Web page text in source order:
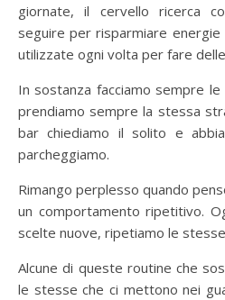
giornate, il cervello ricerca
seguire per risparmiare
utilizzate ogni volta per fare
In sostanza facciamo sempre
prendiamo sempre la stessa
bar chiediamo il solito e
parcheggiamo.
Rimango perplesso quando
un comportamento ripetitivo.
scelte nuove, ripetiamo le
Alcune di queste routine che
le stesse che ci mettono nei